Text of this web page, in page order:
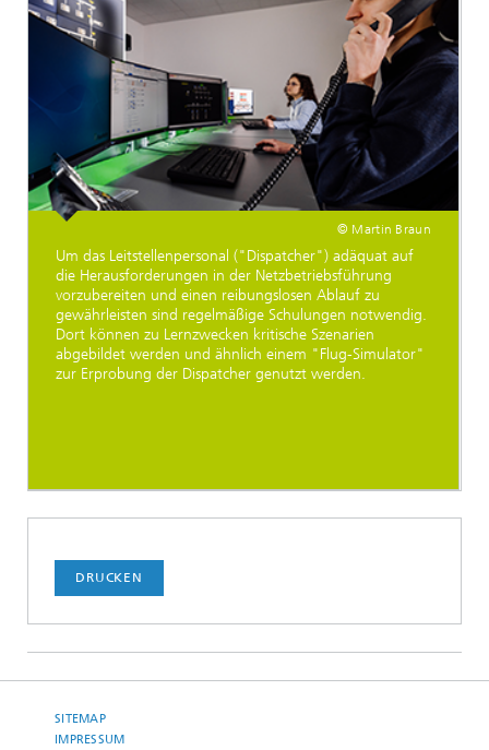
© Martin Braun
Um das Leitstellenpersonal ("Dispatcher") adäquat auf
die Herausforderungen in der Netzbetriebsführung
vorzubereiten und einen reibungslosen Ablauf zu
gewährleisten sind regelmäßige Schulungen notwendig.
Dort können zu Lernzwecken kritische Szenarien
abgebildet werden und ähnlich einem "Flug-Simulator"
zur Erprobung der Dispatcher genutzt werden.
DRUCKEN
SITEMAP
IMPRESSUM